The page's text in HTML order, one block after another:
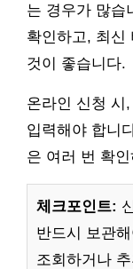
는 경우가 많습
확인하고, 최신
것이 좋습니다.
온라인 신청 시
입력해야 합니
은 여러 번 확
체크포인트:
반드시 보관
조회하거나